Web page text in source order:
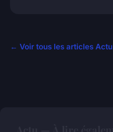
← Voir tous les articles Actu